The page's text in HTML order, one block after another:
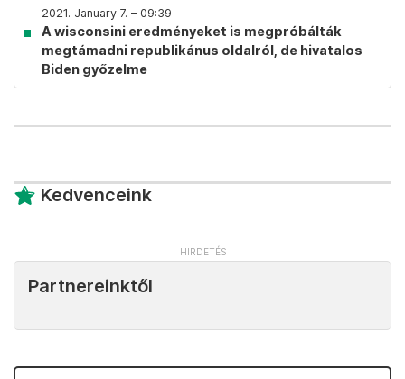
2021. January 7. – 09:39
A wisconsini eredményeket is megpróbálták
megtámadni republikánus oldalról, de hivatalos
Biden győzelme
Kedvenceink
Partnereinktől